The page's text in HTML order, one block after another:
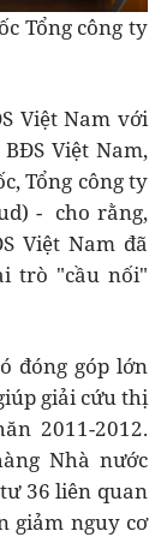
Tổng công ty
Việt Nam với
Việt Nam,
Tổng công ty
- cho rằng,
Việt Nam đã
trò "cầu nối"
đóng góp lớn
giải cứu thị
2011-2012.
Nhà nước
36 liên quan
giảm nguy cơ